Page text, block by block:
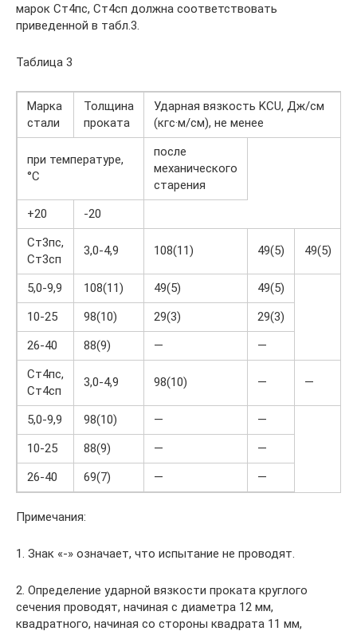
марок Ст4пс, Ст4сп должна соответствовать
приведенной в табл.3.
Таблица 3
Марка
стали
Толщина
проката
Ударная вязкость KCU, Дж/см
(кгс·м/см), не менее
при температуре,
°С
после
механического
старения
+20
-20
Ст3пс,
Ст3сп
3,0-4,9 108(11) 49(5) 49(5)
5,0-9,9 108(11) 49(5)
49(5)
10-25
98(10) 29(3)
29(3)
26-40
88(9) —
—
Ст4пс,
Ст4сп
3,0-4,9 98(10) — —
5,0-9,9 98(10) —
—
10-25
88(9) —
—
26-40
69(7) — —
Примечания:
1. Знак «-» означает, что испытание не проводят.
2. Определение ударной вязкости проката круглого
сечения проводят, начиная с диаметра 12 мм,
квадратного, начиная со стороны квадрата 11 мм,